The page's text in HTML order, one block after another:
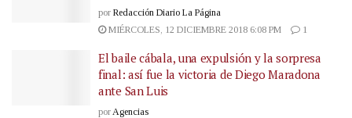
por Redacción Diario La Página
MIÉRCOLES, 12 DICIEMBRE 2018 6:08 PM
1
El baile cábala, una expulsión y la sorpresa
final: así fue la victoria de Diego Maradona
ante San Luis
por Agencias